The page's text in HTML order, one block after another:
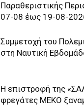
Παραθεριστικής
07-08 έως 19-08-
Συμμετοχή του
στη Ναυτική
Η επιστροφή της
φρεγάτες ΜΕΚΟ